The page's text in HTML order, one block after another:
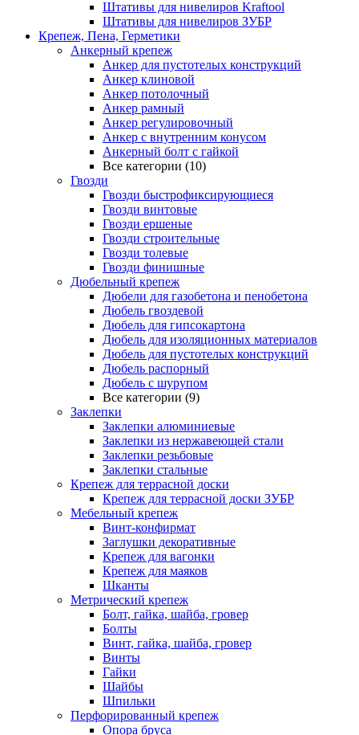
Штативы для нивелиров Kraftool
Штативы для нивелиров ЗУБР
Крепеж, Пена, Герметики
Анкерный крепеж
Анкер для пустотелых конструкций
Анкер клиновой
Анкер потолочный
Анкер рамный
Анкер регулировочный
Анкер с внутренним конусом
Анкерный болт с гайкой
Все категории (10)
Гвозди
Гвозди быстрофиксирующиеся
Гвозди винтовые
Гвозди ершеные
Гвозди строительные
Гвозди толевые
Гвозди финишные
Дюбельный крепеж
Дюбели для газобетона и пенобетона
Дюбель гвоздевой
Дюбель для гипсокартона
Дюбель для изоляционных материалов
Дюбель для пустотелых конструкций
Дюбель распорный
Дюбель с шурупом
Все категории (9)
Заклепки
Заклепки алюминиевые
Заклепки из нержавеющей стали
Заклепки резьбовые
Заклепки стальные
Крепеж для террасной доски
Крепеж для террасной доски ЗУБР
Мебельный крепеж
Винт-конфирмат
Заглушки декоративные
Крепеж для вагонки
Крепеж для маяков
Шканты
Метрический крепеж
Болт, гайка, шайба, гровер
Болты
Винт, гайка, шайба, гровер
Винты
Гайки
Шайбы
Шпильки
Перфорированный крепеж
Опора бруса